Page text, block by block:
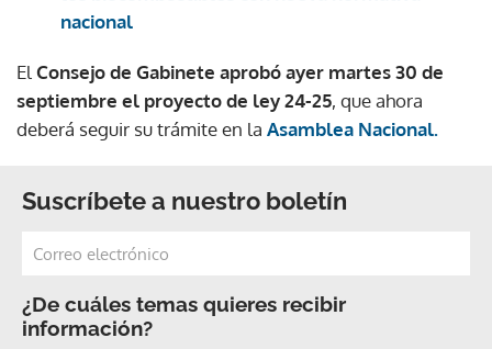
nacional
El Consejo de Gabinete aprobó ayer martes 30 de
septiembre el proyecto de ley 24-25, que ahora
deberá seguir su trámite en la Asamblea Nacional.
Suscríbete a nuestro boletín
¿De cuáles temas quieres recibir
información?